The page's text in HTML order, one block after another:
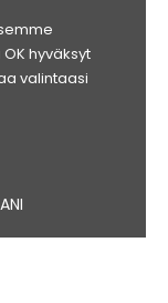
hyväksyt
valintaasi